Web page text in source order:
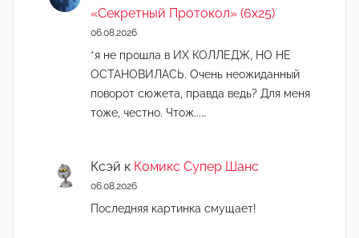
«Секретный Протокол» (6х25)
06.08.2026
*я не прошла в ИХ КОЛЛЕДЖ, НО НЕ
ОСТАНОВИЛАСЬ. Очень неожиданный
поворот сюжета, правда ведь? Для меня
тоже, честно. Чтож...…
Ксэй к Комикс Супер Шанс
06.08.2026
Последняя картинка смущает!